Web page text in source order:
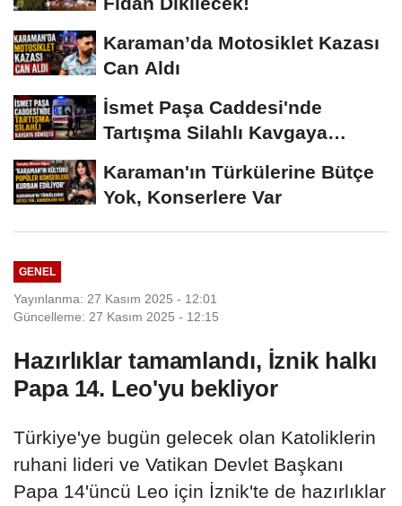
Karaman’da Motosiklet Kazası
Can Aldı
İsmet Paşa Caddesi'nde
Tartışma Silahlı Kavgaya
Karaman'ın Türkülerine Bütçe
Yok, Konserlere Var
GENEL
Yayınlanma: 27 Kasım 2025 - 12:01
Güncelleme: 27 Kasım 2025 - 12:15
Hazırlıklar tamamlandı, İznik halkı
Papa 14. Leo'yu bekliyor
Türkiye'ye bugün gelecek olan Katoliklerin
ruhani lideri ve Vatikan Devlet Başkanı
Papa 14'üncü Leo için İznik'te de hazırlıklar